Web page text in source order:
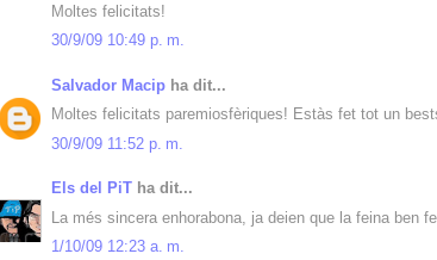
Moltes felicitats!
30/9/09 10:49 p. m.
Salvador Macip ha dit...
Moltes felicitats paremiosfèriques! Estàs fet tot un
30/9/09 11:52 p. m.
Els del PiT ha dit...
La més sincera enhorabona, ja deien que la feina ben
1/10/09 12:23 a. m.